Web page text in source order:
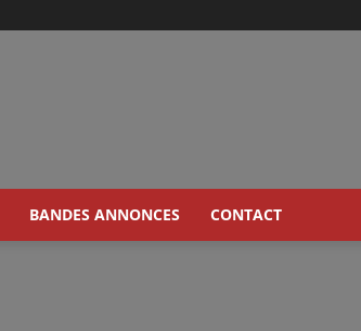
BANDES ANNONCES CONTACT